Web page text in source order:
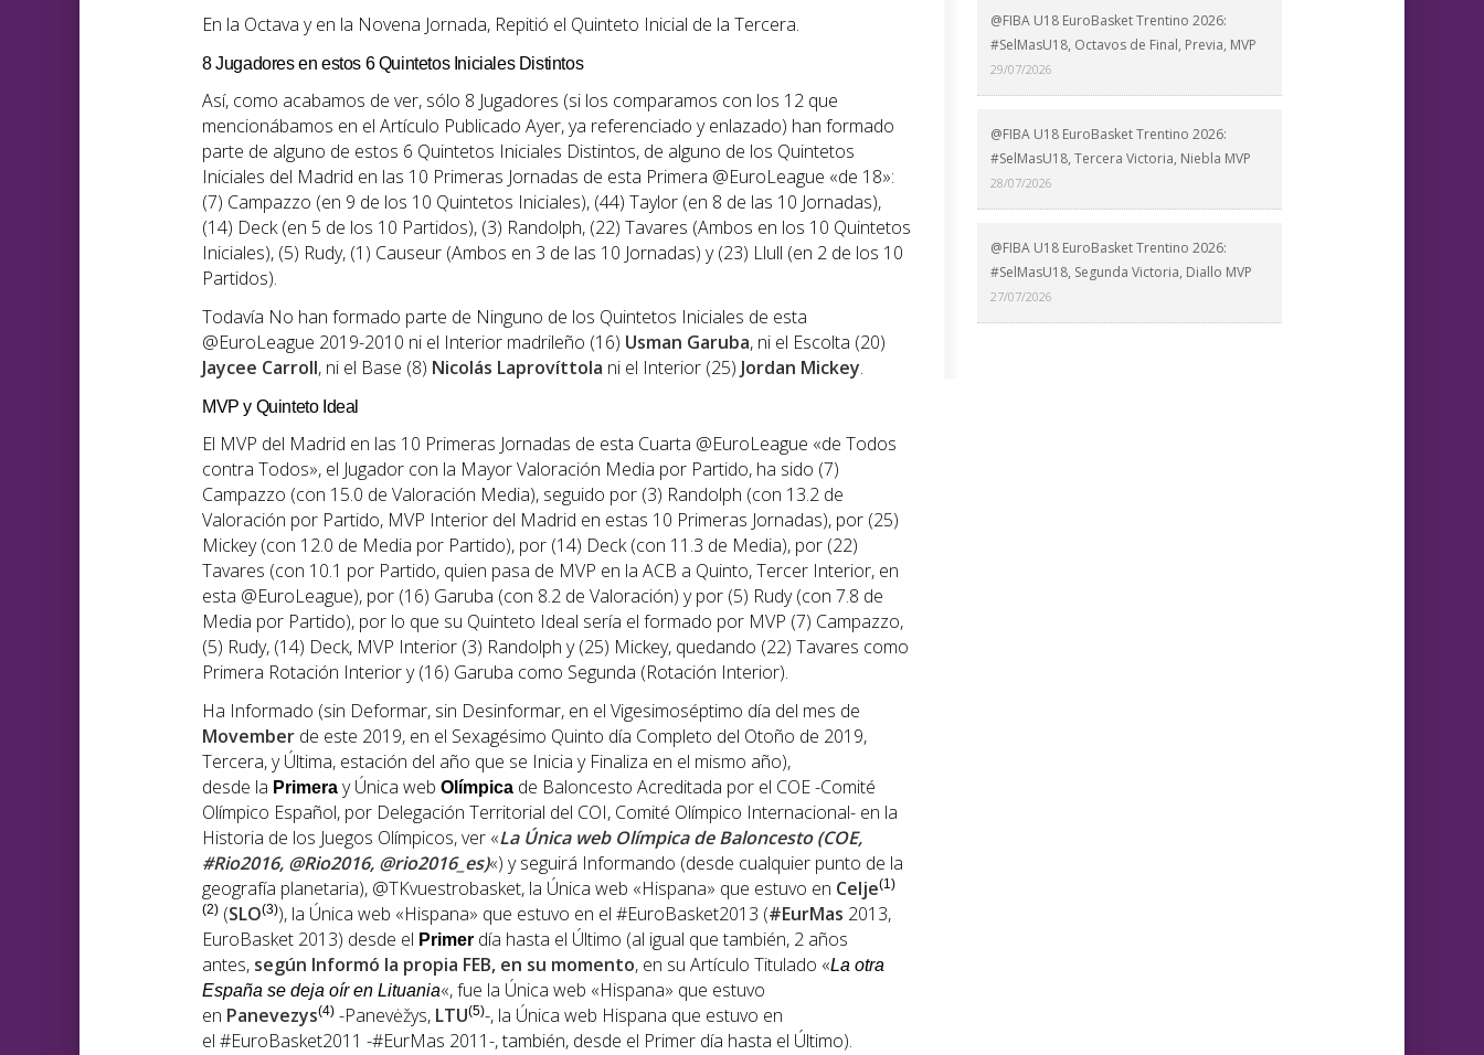
En la Octava y en la Novena Jornada, Repitió el Quinteto Inicial de la Tercera.
8 Jugadores en estos 6 Quintetos Iniciales Distintos
Así, como acabamos de ver, sólo 8 Jugadores (si los comparamos con los 12 que
mencionábamos en el Artículo Publicado Ayer, ya referenciado y enlazado) han formado
parte de alguno de estos 6 Quintetos Iniciales Distintos, de alguno de los Quintetos
Iniciales del Madrid en las 10 Primeras Jornadas de esta Primera @EuroLeague «de 18»:
(7) Campazzo (en 9 de los 10 Quintetos Iniciales), (44) Taylor (en 8 de las 10 Jornadas),
(14) Deck (en 5 de los 10 Partidos), (3) Randolph, (22) Tavares (Ambos en los 10 Quintetos
Iniciales), (5) Rudy, (1) Causeur (Ambos en 3 de las 10 Jornadas) y (23) Llull (en 2 de los 10
Partidos).
Todavía No han formado parte de Ninguno de los Quintetos Iniciales de esta
@EuroLeague 2019-2010 ni el Interior madrileño (16) Usman Garuba, ni el Escolta (20)
Jaycee Carroll, ni el Base (8) Nicolás Laprovíttola ni el Interior (25) Jordan Mickey.
MVP y Quinteto Ideal
El MVP del Madrid en las 10 Primeras Jornadas de esta Cuarta @EuroLeague «de Todos
contra Todos», el Jugador con la Mayor Valoración Media por Partido, ha sido (7)
Campazzo (con 15.0 de Valoración Media), seguido por (3) Randolph (con 13.2 de
Valoración por Partido, MVP Interior del Madrid en estas 10 Primeras Jornadas), por (25)
Mickey (con 12.0 de Media por Partido), por (14) Deck (con 11.3 de Media), por (22)
Tavares (con 10.1 por Partido, quien pasa de MVP en la ACB a Quinto, Tercer Interior, en
esta @EuroLeague), por (16) Garuba (con 8.2 de Valoración) y por (5) Rudy (con 7.8 de
Media por Partido), por lo que su Quinteto Ideal sería el formado por MVP (7) Campazzo,
(5) Rudy, (14) Deck, MVP Interior (3) Randolph y (25) Mickey, quedando (22) Tavares como
Primera Rotación Interior y (16) Garuba como Segunda (Rotación Interior).
Ha Informado (sin Deformar, sin Desinformar, en el Vigesimoséptimo día del mes de
Movember de este 2019, en el Sexagésimo Quinto día Completo del Otoño de 2019,
Tercera, y Última, estación del año que se Inicia y Finaliza en el mismo año),
desde la Primera y Única web Olímpica de Baloncesto Acreditada por el COE -Comité
Olímpico Español, por Delegación Territorial del COI, Comité Olímpico Internacional- en la
Historia de los Juegos Olímpicos, ver «La Única web Olímpica de Baloncesto (COE,
#Rio2016, @Rio2016, @rio2016_es)«) y seguirá Informando (desde cualquier punto de la
geografía planetaria), @TKvuestrobasket, la Única web «Hispana» que estuvo en Celje(1)
(2) (SLO(3)), la Única web «Hispana» que estuvo en el #EuroBasket2013 (#EurMas 2013,
EuroBasket 2013) desde el Primer día hasta el Último (al igual que también, 2 años
antes, según Informó la propia FEB, en su momento, en su Artículo Titulado «La otra
España se deja oír en Lituania«, fue la Única web «Hispana» que estuvo
en Panevezys(4) -Panevėžys, LTU(5)-, la Única web Hispana que estuvo en
el #EuroBasket2011 -#EurMas 2011-, también, desde el Primer día hasta el Último).
@FIBA U18 EuroBasket Trentino 2026:
#SelMasU18, Octavos de Final, Previa, MVP
29/07/2026
@FIBA U18 EuroBasket Trentino 2026:
#SelMasU18, Tercera Victoria, Niebla MVP
28/07/2026
@FIBA U18 EuroBasket Trentino 2026:
#SelMasU18, Segunda Victoria, Diallo MVP
27/07/2026